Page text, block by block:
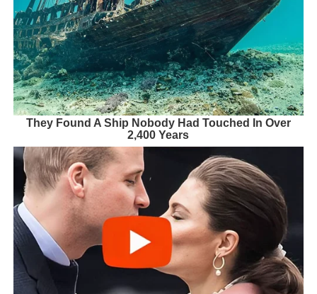
They Found A Ship Nobody Had Touched In Over
2,400 Years